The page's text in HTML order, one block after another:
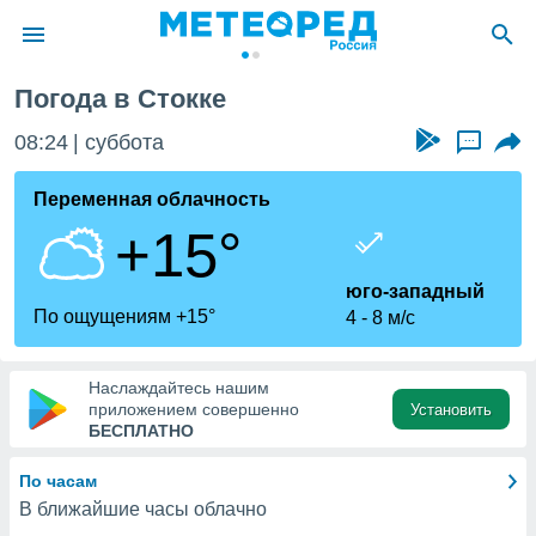
о
Вы можете
к этому
доступ
Погода в Стокке
08:24 суббота ...
Переменная облачность
+15°
По ощущениям +15°
юго-западный
4
8 м/с
Наслаждайтесь нашим
приложением совершенно
БЕСПЛАТНО
Установить
По часам
В ближайшие часы облачно